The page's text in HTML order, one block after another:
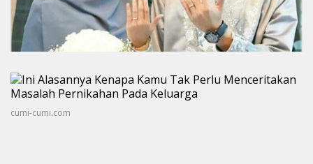
cumi-cumi.com